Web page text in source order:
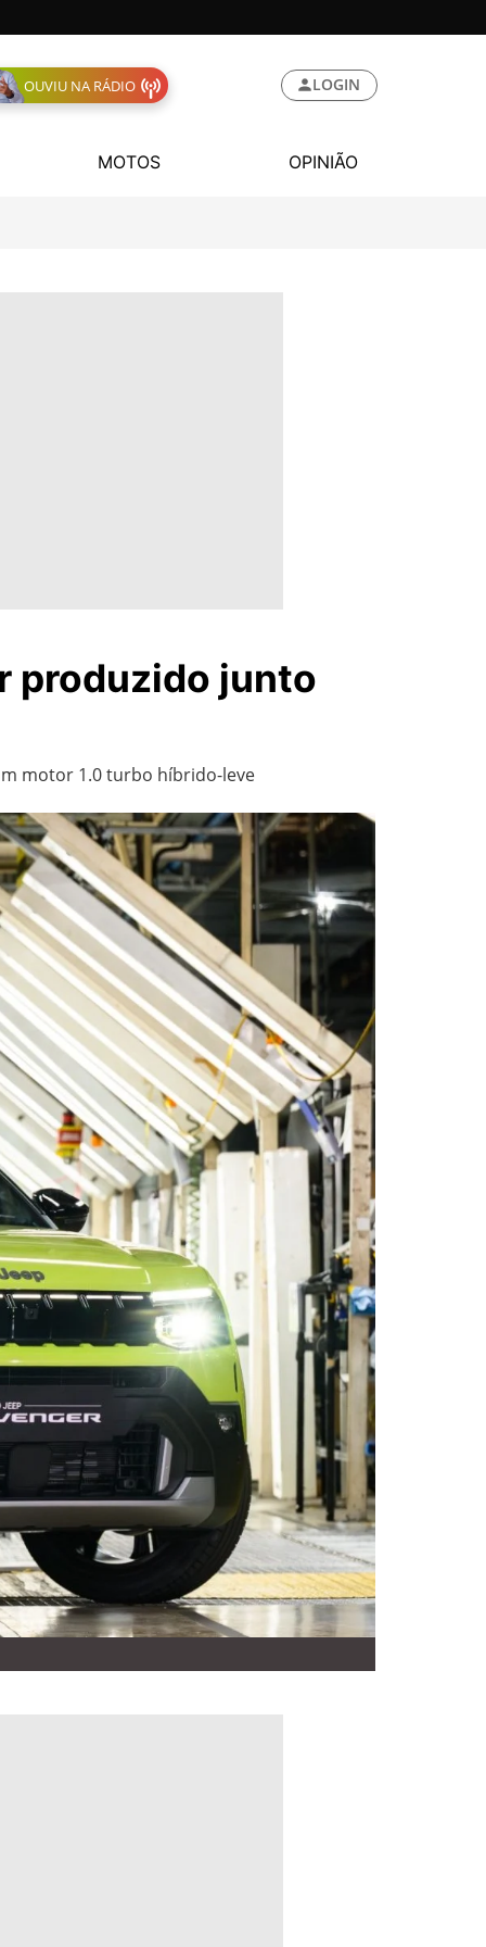
OUVIU NA RÁDIO LOGIN
MOTOS OPINIÃO
produzido junto
motor 1.0 turbo híbrido-leve